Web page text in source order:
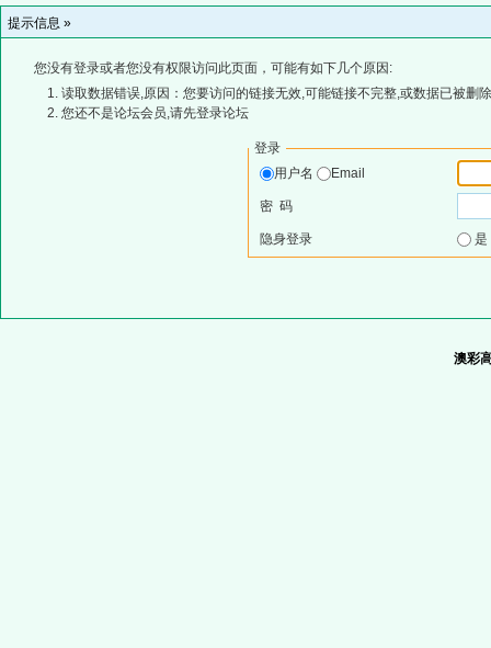
提示信息 »
您没有登录或者您没有权限访问此页面，可能有如下几个原因:
读取数据错误,原因：您要访问的链接无效,可能链接不完整,或数据已被删
您还不是论坛会员,请先登录论坛
登录
用户名
Email
密 码
隐身登录
澳彩